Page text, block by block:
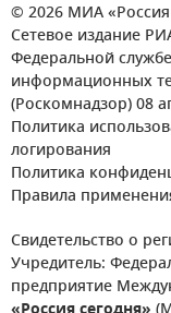
© 2026 МИА «Россия
Сетевое издание
Федеральной
информационных
(Роскомнадзор) 08
Политика
логирования
Политика
Правила
Свидетельство о
Учредитель:
предприятие